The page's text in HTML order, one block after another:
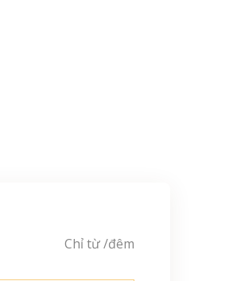
Chỉ từ/đêm